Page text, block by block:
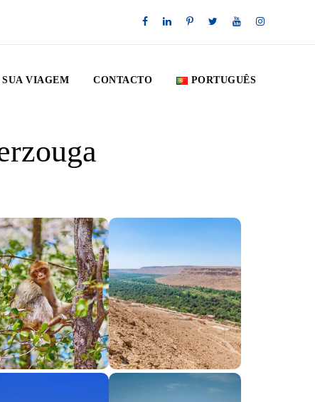
VIAGEM CONTACTO PORTUGUÊS